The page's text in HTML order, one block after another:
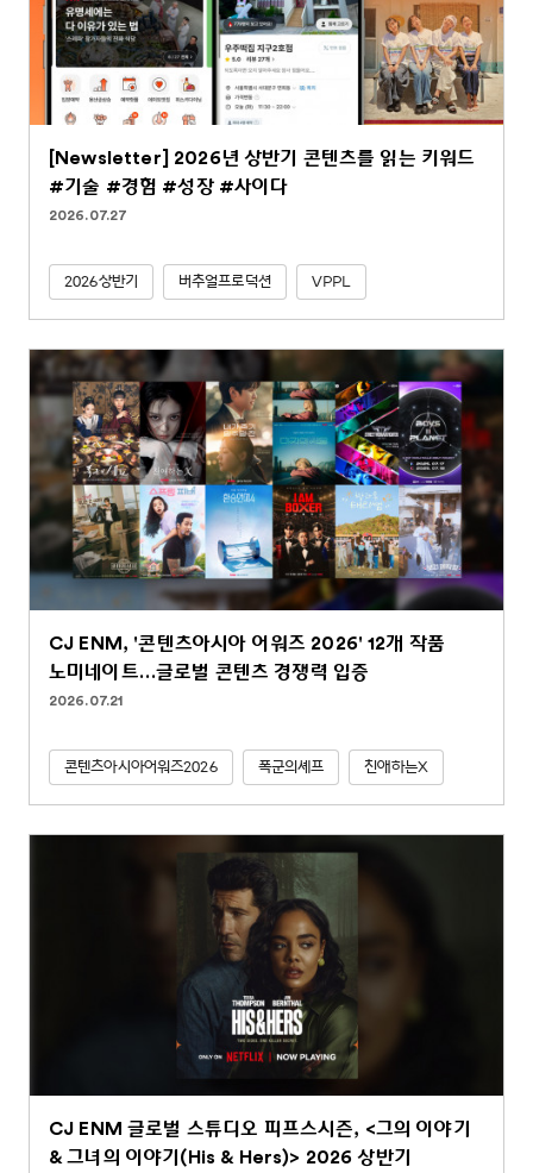
[Newsletter] 2026년 상반기 콘텐츠를 읽는 키워드
#기술 #경험 #성장 #사이다
2026.07.27
2026상반기 버추얼프로덕션 VPPL
CJ ENM, '콘텐츠아시아 어워즈 2026' 12개 작품
노미네이트…글로벌 콘텐츠 경쟁력 입증
2026.07.21
콘텐츠아시아어워즈2026 폭군의셰프 친애하는X
CJ ENM 글로벌 스튜디오 피프스시즌, <그의 이야기
& 그녀의 이야기(His & Hers)> 2026 상반기